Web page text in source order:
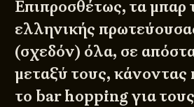
Επιπροσθέτως, τα μπαρ
ελληνικής
(σχεδόν) όλα, σε
μεταξύ τους,
το bar hopping για